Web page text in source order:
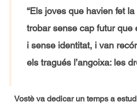
“Els joves que havien fet
trobar sense cap futur que
i sense identitat, i van
els tragués l’angoixa: les
Vostè va dedicar un temps a